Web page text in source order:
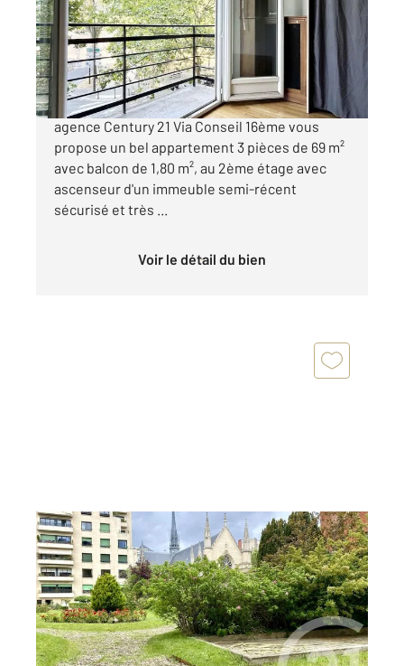
Appartement F3 à vendre
549 000 €
PORTE DE ST CLOUD / BOULOGNE - Votre
agence Century 21 Via Conseil 16ème vous
propose un bel appartement 3 pièces de 69 m²
avec balcon de 1,80 m², au 2ème étage avec
ascenseur d'un immeuble semi-récent
sécurisé et très ...
Voir le détail du bien
PARIS 75016
15,17 m 2, 1 pièce
Ref : 11142
Appartement Studette à vendre
179 000 €